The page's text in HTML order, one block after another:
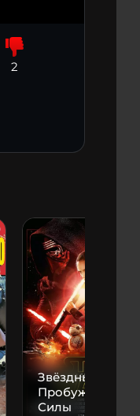
2
Звёздные
Пробуждение
Силы